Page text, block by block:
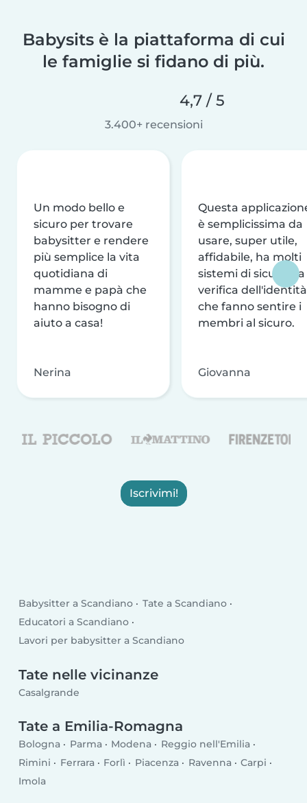
Babysits è la piattaforma di cui
le famiglie si fidano di più.
4,7 / 5
3.400+ recensioni
Un modo bello e
sicuro per trovare
babysitter e rendere
più semplice la vita
quotidiana di
mamme e papà che
hanno bisogno di
aiuto a casa!
Nerina
Questa
è semplicissima da
usare, super utile,
affidabile, ha molti
sistemi di sicurezza
verifica dell'identità
che fanno sentire i
membri al sicuro.
Giovanna
Iscrivimi!
Babysitter a Scandiano
Tate a Scandiano
Educatori a Scandiano
Lavori per babysitter a Scandiano
Tate nelle vicinanze
Casalgrande
Tate a Emilia-Romagna
Bologna Parma Modena
Reggio nell'Emilia
Rimini
Ferrara Forlì Piacenza Ravenna
Carpi
Imola